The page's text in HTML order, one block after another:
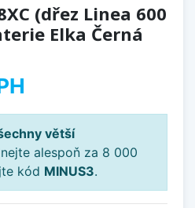
(dřez Linea 600
Elka Černá
větší
alespoň za 8 000
kód MINUS3.